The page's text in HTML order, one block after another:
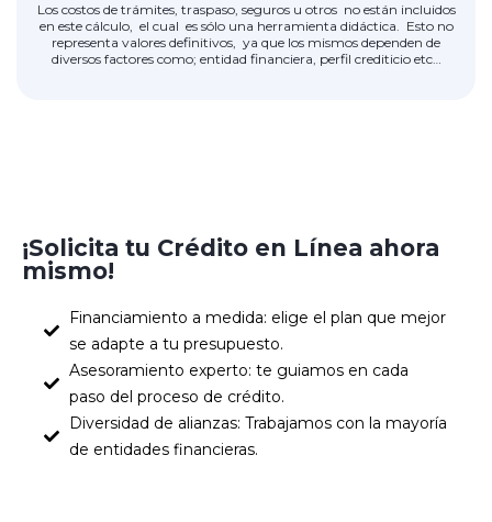
Los costos de trámites, traspaso, seguros u otros no están incluidos
en este cálculo, el cual es sólo una herramienta didáctica. Esto no
representa valores definitivos, ya que los mismos dependen de
diversos factores como; entidad financiera, perfil crediticio etc…
¡Solicita tu Crédito en Línea ahora
mismo!
Financiamiento a medida: elige el plan que mejor
se adapte a tu presupuesto.
Asesoramiento experto: te guiamos en cada
paso del proceso de crédito.
Diversidad de alianzas: Trabajamos con la mayoría
de entidades financieras.